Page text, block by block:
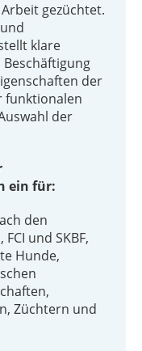
gezüchtet.
klare
der
funktionalen
der
ein für:
den
und SKBF,
Hunde,
Züchtern und